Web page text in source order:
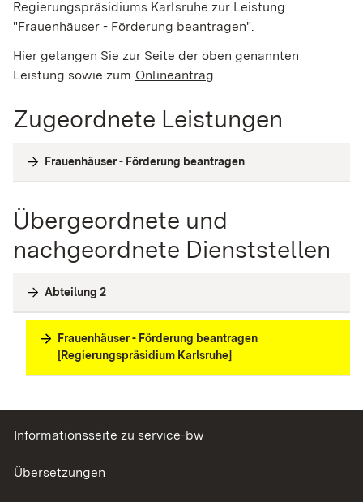
Regierungspräsidiums Karlsruhe zur Leistung
"Frauenhäuser - Förderung beantragen".
Hier gelangen Sie zur Seite der oben genannten
Leistung sowie zum Onlineantrag.
Zugeordnete Leistungen
Frauenhäuser - Förderung beantragen
Übergeordnete und
nachgeordnete Dienststellen
Abteilung 2
Frauenhäuser - Förderung beantragen
[Regierungspräsidium Karlsruhe]
Informationsseite zu service-bw
Übersetzungen